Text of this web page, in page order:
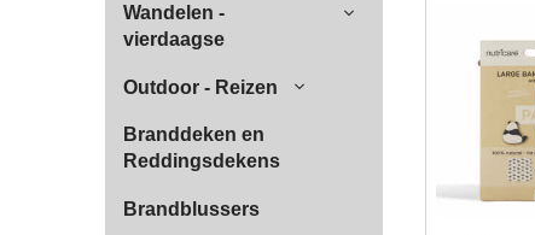
Wandelen -
vierdaagse
Outdoor - Reizen
Branddeken en
Reddingsdekens
Brandblussers